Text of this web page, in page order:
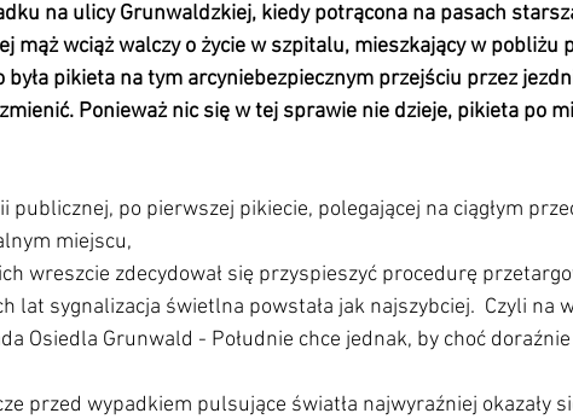
zbiorowa Komunikaty Rady Kontakty Kosze - śmietniki
na ulicy Grunwaldzkiej, kiedy potrącona na pasach
mąż wciąż walczy o życie w szpitalu, mieszkający w pobliżu
była pikieta na tym arcyniebezpiecznym przejściu przez
Ponieważ nic się w tej sprawie nie dzieje, pikieta po
publicznej, po pierwszej pikiecie, polegającej na ciągłym
miejscu,
wreszcie zdecydował się przyspieszyć procedurę
lat sygnalizacja świetlna powstała jak najszybciej.  Czyli na
Osiedla Grunwald - Południe chce jednak, by choć
przed wypadkiem pulsujące światła najwyraźniej okazały